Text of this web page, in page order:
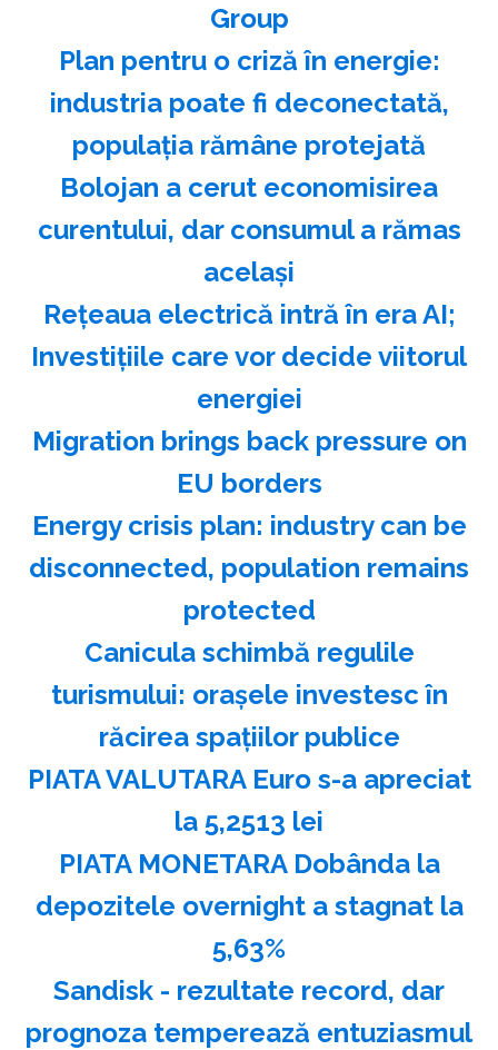
Group
Plan pentru o criză în energie:
industria poate fi deconectată,
populaţia rămâne protejată
Bolojan a cerut economisirea
curentului, dar consumul a rămas
acelaşi
Reţeaua electrică intră în era AI;
Investiţiile care vor decide viitorul
energiei
Migration brings back pressure on
EU borders
Energy crisis plan: industry can be
disconnected, population remains
protected
Canicula schimbă regulile
turismului: oraşele investesc în
răcirea spaţiilor publice
PIATA VALUTARA Euro s-a apreciat
la 5,2513 lei
PIATA MONETARA Dobânda la
depozitele overnight a stagnat la
5,63%
Sandisk - rezultate record, dar
prognoza temperează entuziasmul